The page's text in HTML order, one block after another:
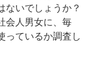
ないでしょうか？
会人男女に、毎
っているか調査し